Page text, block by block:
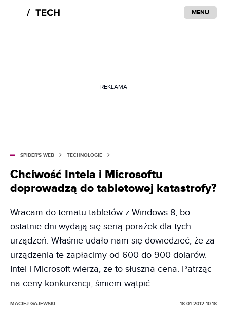
MENU
REKLAMA
SPIDER'S WEB TECHNOLOGIE
Chciwość Intela i Microsoftu
doprowadzą do tabletowej katastrofy?
Wracam do tematu tabletów z Windows 8, bo
ostatnie dni wydają się serią porażek dla tych
urządzeń. Właśnie udało nam się dowiedzieć, że za
urządzenia te zapłacimy od 600 do 900 dolarów.
Intel i Microsoft wierzą, że to słuszna cena. Patrząc
na ceny konkurencji, śmiem wątpić.
MACIEJ GAJEWSKI 18.01.2012 10:18